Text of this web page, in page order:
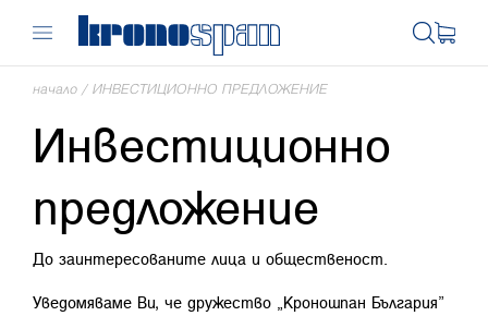
начало / ИНВЕСТИЦИОННО ПРЕДЛОЖЕНИЕ
Инвестиционно
предложение
До заинтересованите лица и общественост.
Уведомяваме Ви, че дружество „Кроношпан България”